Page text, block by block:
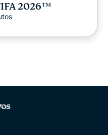
2026™